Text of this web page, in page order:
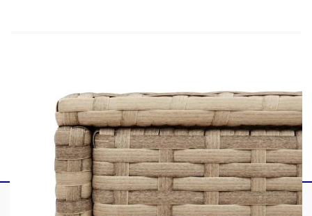
Необходим е монтаж